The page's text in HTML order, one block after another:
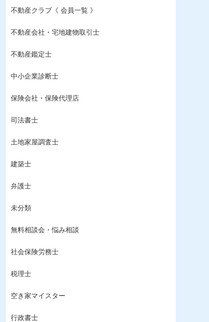
不動産クラブ《 会員一覧 》
不動産会社・宅地建物取引士
不動産鑑定士
中小企業診断士
保険会社・保険代理店
司法書士
土地家屋調査士
建築士
弁護士
未分類
無料相談会・悩み相談
社会保険労務士
税理士
空き家マイスター
行政書士